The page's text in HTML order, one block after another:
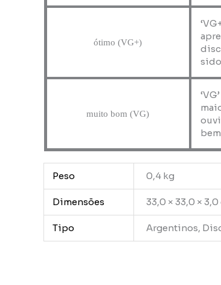
ótimo (VG+)
muito bom (VG)
Peso 0,4 kg
Dimensões 33,0 × 33,0 × 3,0
Tipo Argentinos,